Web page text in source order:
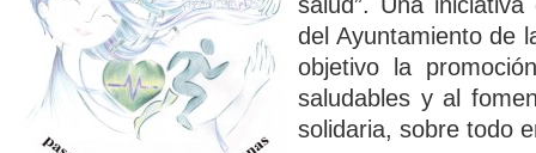
del Ayuntamiento de
objetivo la
saludables y al
solidaria, sobre todo